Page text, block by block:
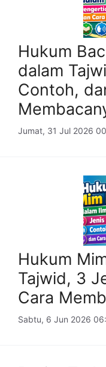
Hukum
dalam
Contoh,
Jumat, 31 Jul 2026
Hukum
Tajwid, 3
Cara
Sabtu, 6 Jun 2026